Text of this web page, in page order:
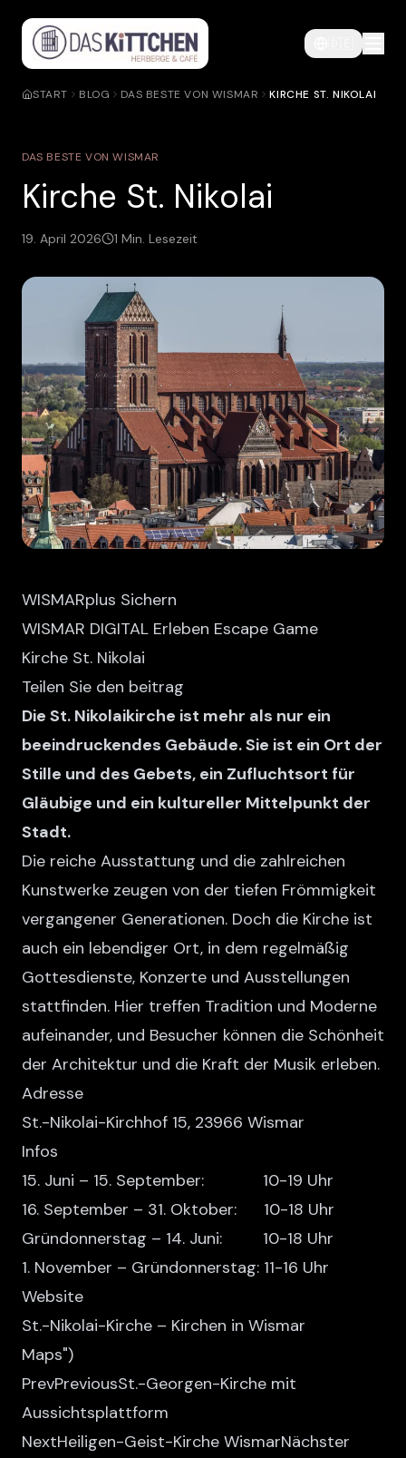
START BLOG DAS BESTE VON WISMAR KIRCHE ST. NIKOLAI
DAS BESTE VON WISMAR
Kirche St. Nikolai
19. April 2026 1 Min. Lesezeit
WISMARplus Sichern
WISMAR DIGITAL Erleben Escape Game
Kirche St. Nikolai
Teilen Sie den beitrag
Die St. Nikolaikirche ist mehr als nur ein
beeindruckendes Gebäude. Sie ist ein Ort der
Stille und des Gebets, ein Zufluchtsort für
Gläubige und ein kultureller Mittelpunkt der
Stadt.
Die reiche Ausstattung und die zahlreichen
Kunstwerke zeugen von der tiefen Frömmigkeit
vergangener Generationen. Doch die Kirche ist
auch ein lebendiger Ort, in dem regelmäßig
Gottesdienste, Konzerte und Ausstellungen
stattfinden. Hier treffen Tradition und Moderne
aufeinander, und Besucher können die Schönheit
der Architektur und die Kraft der Musik erleben.
Adresse
St.-Nikolai-Kirchhof 15, 23966 Wismar
Infos
15. Juni – 15. September: 10-19 Uhr
16. September – 31. Oktober: 10-18 Uhr
Gründonnerstag – 14. Juni: 10-18 Uhr
1. November – Gründonnerstag: 11-16 Uhr
Website
St.-Nikolai-Kirche – Kirchen in Wismar
Maps")
PrevPreviousSt.-Georgen-Kirche mit
Aussichtsplattform
NextHeiligen-Geist-Kirche WismarNächster